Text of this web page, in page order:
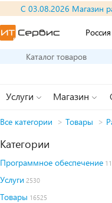
С 03.08.2026 Магазин
Россия
Каталог товаров
Услуги Магазин
Все категории > Товары >
Категории
Программное обеспечение 11
Услуги 2530
Товары 16525